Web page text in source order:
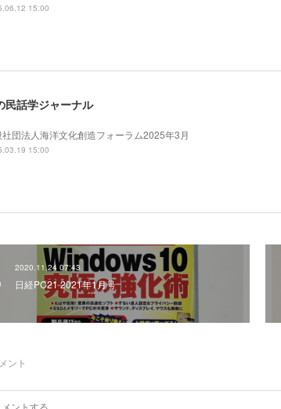
15:00
民話学ジャーナル
団法人海洋文化創造フォーラム2025年3月
15:00
2020.11.24 07:43
日経PC21 2021年1月号
ント